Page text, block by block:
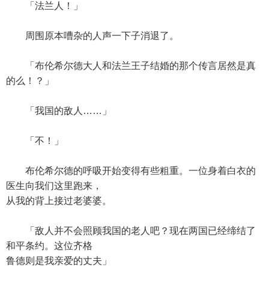
「法兰人！」
周围原本嘈杂的人声一下子消退了。
「布伦希尔德大人和法兰王子结婚的那个传言居然是真
的么！？」
「我国的敌人……」
「不！」
布伦希尔德的呼吸开始变得有些粗重。一位身着白衣的
医生向我们这里跑来，
从我的背上接过老婆婆。
「敌人并不会照顾我国的老人吧？现在两国已经缔结了
和平条约。这位齐格
鲁德则是我亲爱的丈夫」